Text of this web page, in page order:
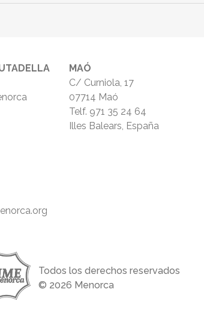
MAÓ
C/ Curniola, 17
07714 Maó
Telf. 971 35 24 64
Illes Balears, España
Todos los derechos reservados
© 2026 Menorca